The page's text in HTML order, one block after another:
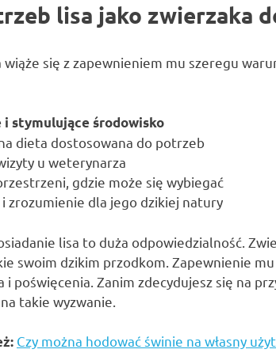
lisa jako zwierzaka
wiąże się z zapewnieniem mu szeregu
i stymulujące środowisko
dieta dostosowana do potrzeb
u weterynarza
gdzie może się wybiegać
zrozumienie dla jego dzikiej natury
lisa to duża odpowiedzialność.
swoim dzikim przodkom. Zapewnienie
i poświęcenia. Zanim zdecydujesz się na
takie wyzwanie.
Czy można hodować świnie na własny